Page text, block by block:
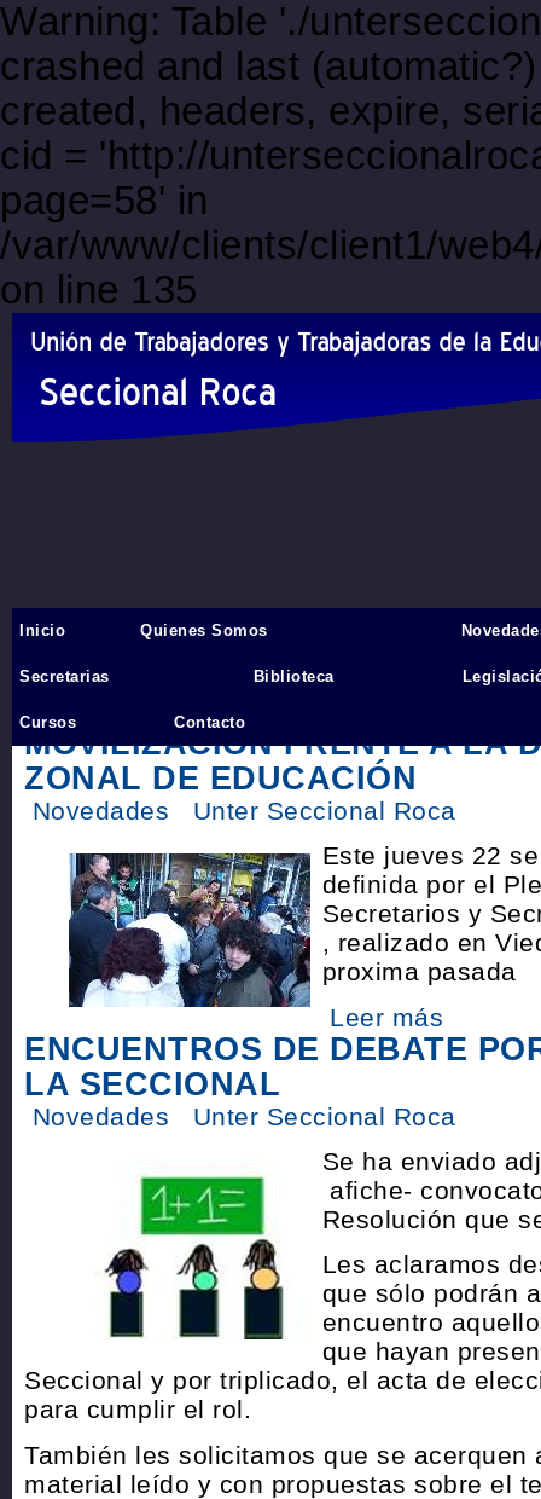
Warning: Table './
crashed and last
created, headers, expire,
cid = 'http://
page=58' in
/var/www/clients/client1/
on line 135
Inicio›
Novedades
MOVILIZACIÓN FRENTE A LA
ZONAL DE EDUCACIÓN
Novedades
Unter Seccional Roca
Este jueves 22
definida por el
Secretarios y
, realizado en
proxima pasada
Leer más
ENCUENTROS DE DEBATE
LA SECCIONAL
Novedades
Unter Seccional Roca
Se ha enviado
afiche-
Resolución que
Les aclaramos
que sólo podrán
encuentro
que hayan
Seccional y por triplicado, el acta de
para cumplir el rol.
También les solicitamos que se acerquen
material leído y con propuestas sobre el
Inicio Quienes Somos
Secretarias Biblioteca
Cursos Contacto